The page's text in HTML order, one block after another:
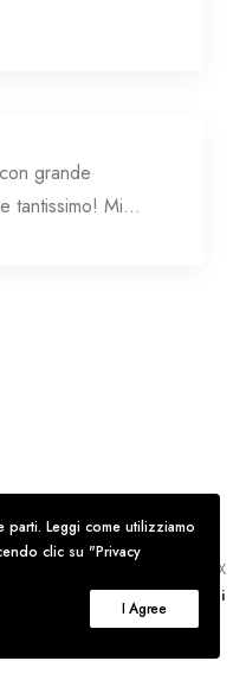
grande
tantissimo! Mi…
.: MTTNRD88T58A182X
Termini e Condizioni
Leggi come utilizziamo
clic su "Privacy
I Agree